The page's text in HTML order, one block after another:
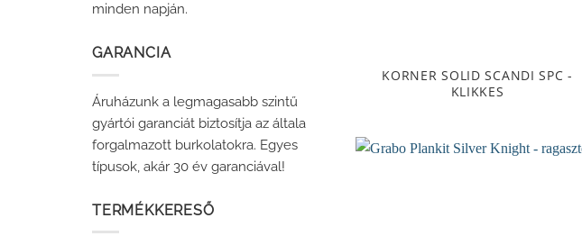
minden napján.
GARANCIA
Áruházunk a legmagasabb szintű
gyártói garanciát biztosítja az általa
forgalmazott burkolatokra. Egyes
típusok, akár 30 év garanciával!
TERMÉKKERESŐ
KORNER SOLID SCANDI SPC -
KLIKKES